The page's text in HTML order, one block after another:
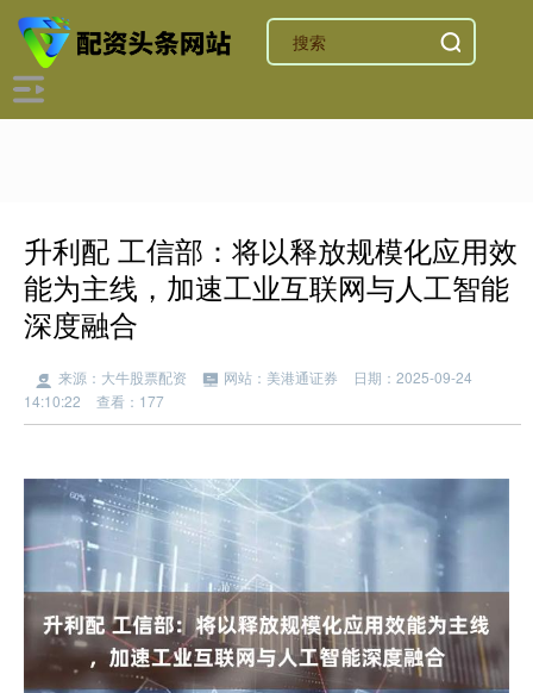
升利配 工信部：将以释放规模化应用效
能为主线，加速工业互联网与人工智能
深度融合
来源：大牛股票配资 网站：美港通证券
日期：2025-09-24
14:10:22
查看：177